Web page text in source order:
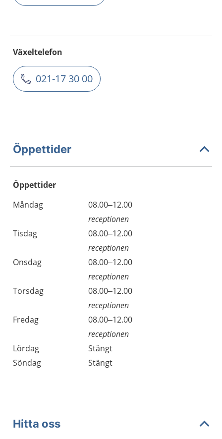
Växeltelefon
021-17 30 00
Öppettider
Öppettider
Dag
Öppettider
Kommentarer
Måndag
08.00–12.00
receptionen
Tisdag
08.00–12.00
receptionen
Onsdag
08.00–12.00
receptionen
Torsdag
08.00–12.00
receptionen
Fredag
08.00–12.00
receptionen
Lördag
Stängt
Söndag
Stängt
Hitta oss